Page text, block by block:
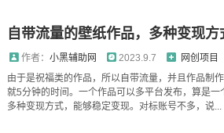
作者： 小黑辅助网 2023.9.7
网创项目
由于是祝福类的作品，所以自带流量，并且作品制
就5分钟的时间。一个作品可以多平台发布，算是
多种变现方式，能够稳定变现。对标账号不多，说...